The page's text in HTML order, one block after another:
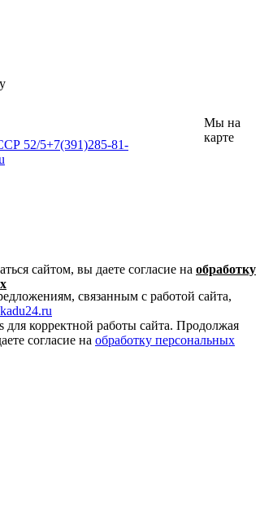
52/5+7(391)285-81-
Мы на
карте
сайтом, вы даете согласие на обработку
связанным с работой сайта,
корректной работы сайта. Продолжая
согласие на обработку персональных